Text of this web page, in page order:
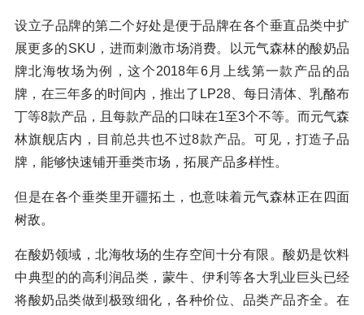
设立子品牌的第二个好处是便于品牌在各个垂直品类中扩
展更多的SKU，进而刺激市场消费。以元气森林的酸奶品
牌北海牧场为例，这个2018年6月上线第一款产品的品
牌，在三年多的时间内，推出了LP28、每日清体、乳酪布
丁等8款产品，且每款产品的口味在1至3个不等。而元气森
林旗舰店内，目前总共也不过8款产品。可见，打造子品
牌，能够快速铺开垂类市场，拓展产品多样性。
但是在各个垂类里开疆拓土，也意味着元气森林正在四面
树敌。
在酸奶领域，北海牧场的生存空间十分有限。酸奶是饮料
中典型的的高利润品类，蒙牛、伊利等各大乳业巨头已经
将酸奶品类做到极致细化，各种价位、品类产品齐全。在